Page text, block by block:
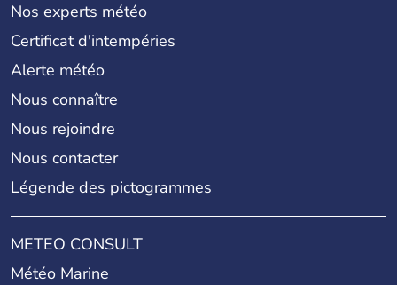
Nos experts météo
Certificat d'intempéries
Alerte météo
Nous connaître
Nous rejoindre
Nous contacter
Légende des pictogrammes
METEO CONSULT
Météo Marine